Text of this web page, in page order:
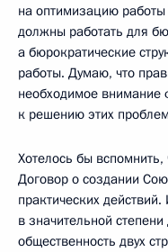
на оптимизацию
должны работать для
а бюрократические
работы. Думаю, что
необходимое
к решению этих
Хотелось бы вспомнить,
Договор о создании
практических
в значительной
общественность двух